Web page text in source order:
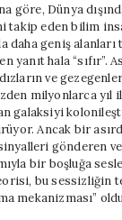
göre, Dünya
takip eden bilim
daha geniş alanları
yanıt hala “sıfır”.
ve
milyonlarca
galaksiyi
Ancak bir
gönderen
bir boşluğa
bu sessizliğin
mekanizması”